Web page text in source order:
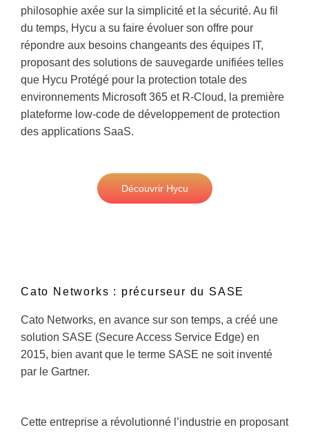
philosophie axée sur la simplicité et la sécurité. Au fil
du temps, Hycu a su faire évoluer son offre pour
répondre aux besoins changeants des équipes IT,
proposant des solutions de sauvegarde unifiées telles
que Hycu Protégé pour la protection totale des
environnements Microsoft 365 et R-Cloud, la première
plateforme low-code de développement de protection
des applications SaaS.
Découvrir Hycu
Cato Networks : précurseur du SASE
Cato Networks, en avance sur son temps, a créé une
solution SASE (Secure Access Service Edge) en
2015, bien avant que le terme SASE ne soit inventé
par le Gartner.
Cette entreprise a révolutionné l’industrie en proposant